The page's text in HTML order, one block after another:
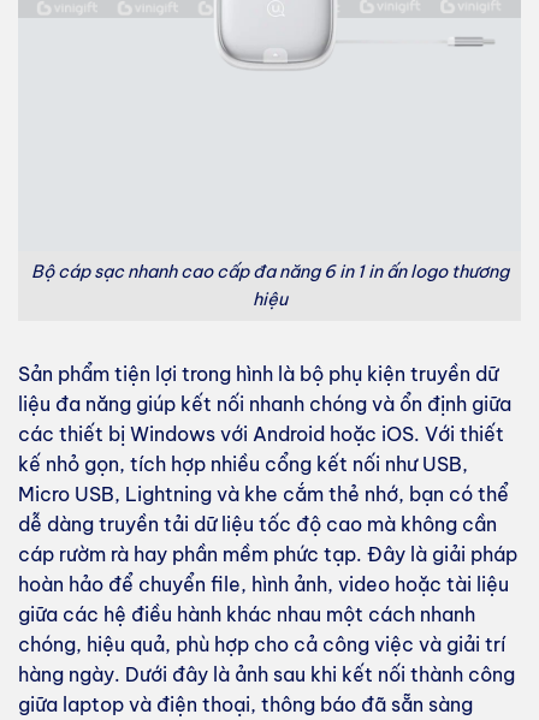
Bộ cáp sạc nhanh cao cấp đa năng 6 in 1 in ấn logo thương
hiệu
Sản phẩm tiện lợi trong hình là bộ phụ kiện truyền dữ
liệu đa năng giúp kết nối nhanh chóng và ổn định giữa
các thiết bị Windows với Android hoặc iOS. Với thiết
kế nhỏ gọn, tích hợp nhiều cổng kết nối như USB,
Micro USB, Lightning và khe cắm thẻ nhớ, bạn có thể
dễ dàng truyền tải dữ liệu tốc độ cao mà không cần
cáp rườm rà hay phần mềm phức tạp. Đây là giải pháp
hoàn hảo để chuyển file, hình ảnh, video hoặc tài liệu
giữa các hệ điều hành khác nhau một cách nhanh
chóng, hiệu quả, phù hợp cho cả công việc và giải trí
hàng ngày. Dưới đây là ảnh sau khi kết nối thành công
giữa laptop và điện thoại, thông báo đã sẵn sàng